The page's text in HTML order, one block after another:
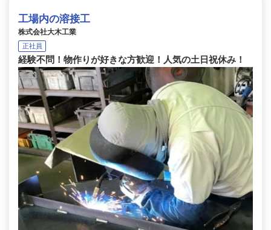
工場内の溶接工
株式会社大木工業
正社員
経験不問！物作りが好きな方歓迎！人気の土日祝休み！